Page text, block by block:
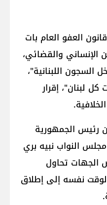
العفو العام بات
والقضائي،
السجون اللبنانية"،
لبنان"، إقرار
رئيس الجمهورية
النواب نبيه بري
الجهات تحاول
نفسه إلى إطلاق